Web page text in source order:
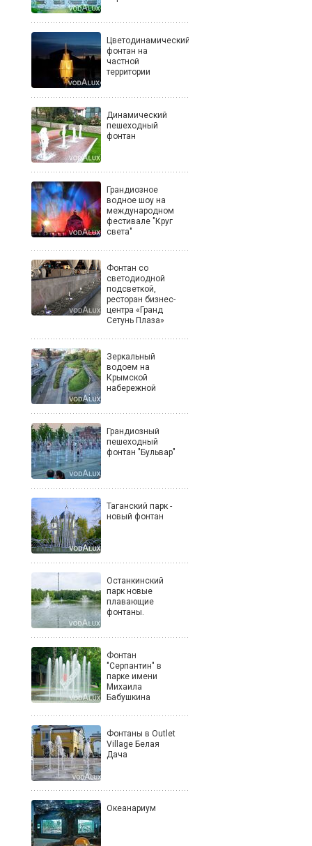
Цветодинамический
фонтан на
частной
территории
Динамический
пешеходный
фонтан
Грандиозное
водное шоу на
международном
фестивале "Круг
света"
Фонтан со
светодиодной
подсветкой,
ресторан бизнес-
центра «Гранд
Сетунь Плаза»
Зеркальный
водоем на
Крымской
набережной
Грандиозный
пешеходный
фонтан "Бульвар"
Таганский парк -
новый фонтан
Останкинский
парк новые
плавающие
фонтаны.
Фонтан
"Серпантин" в
парке имени
Михаила
Бабушкина
Фонтаны в Outlet
Village Белая
Дача
Океанариум